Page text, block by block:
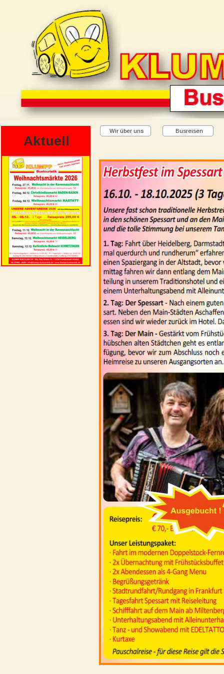
Wir über uns Busreisen
Aktuell